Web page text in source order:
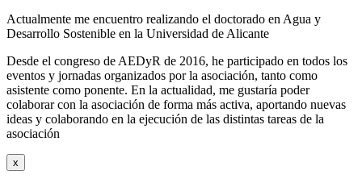
Actualmente me encuentro realizando el doctorado en Agua y
Desarrollo Sostenible en la Universidad de Alicante
Desde el congreso de AEDyR de 2016, he participado en todos los
eventos y jornadas organizados por la asociación, tanto como
asistente como ponente. En la actualidad, me gustaría poder
colaborar con la asociación de forma más activa, aportando nuevas
ideas y colaborando en la ejecución de las distintas tareas de la
asociación
x